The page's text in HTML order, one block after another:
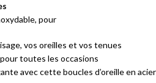
pour
vos oreilles et vos tenues
toutes les occasions
avec cette boucles d’oreille en acier